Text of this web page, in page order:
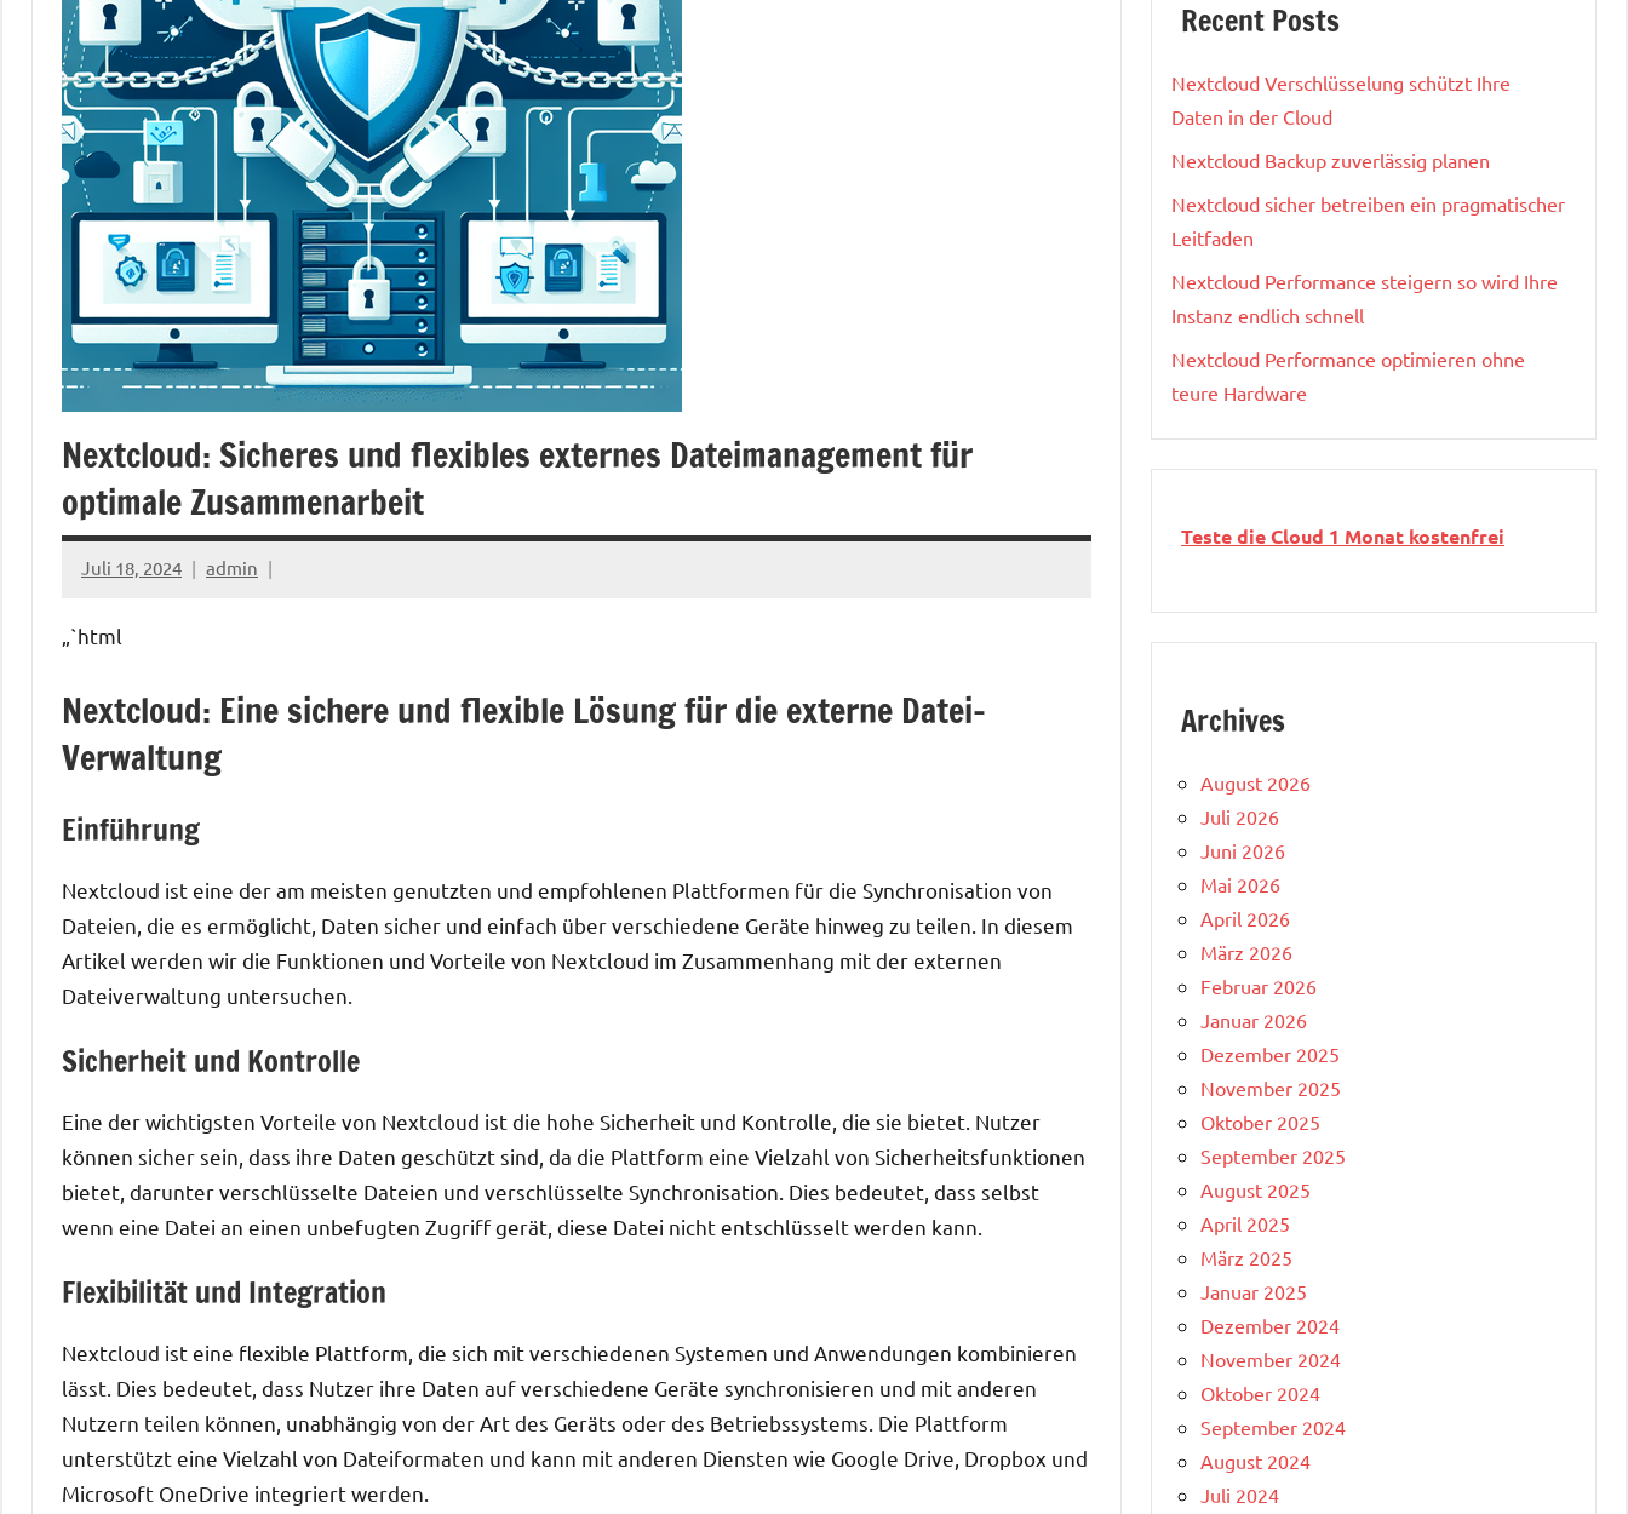
Nextcloud: Sicheres und flexibles externes Dateimanagement für
optimale Zusammenarbeit
Juli 18, 2024 admin
„`html
Nextcloud: Eine sichere und flexible Lösung für die externe Datei-
Verwaltung
Einführung
Nextcloud ist eine der am meisten genutzten und empfohlenen Plattformen für die Synchronisation von
Dateien, die es ermöglicht, Daten sicher und einfach über verschiedene Geräte hinweg zu teilen. In diesem
Artikel werden wir die Funktionen und Vorteile von Nextcloud im Zusammenhang mit der externen
Dateiverwaltung untersuchen.
Sicherheit und Kontrolle
Eine der wichtigsten Vorteile von Nextcloud ist die hohe Sicherheit und Kontrolle, die sie bietet. Nutzer
können sicher sein, dass ihre Daten geschützt sind, da die Plattform eine Vielzahl von Sicherheitsfunktionen
bietet, darunter verschlüsselte Dateien und verschlüsselte Synchronisation. Dies bedeutet, dass selbst
wenn eine Datei an einen unbefugten Zugriff gerät, diese Datei nicht entschlüsselt werden kann.
Flexibilität und Integration
Nextcloud ist eine flexible Plattform, die sich mit verschiedenen Systemen und Anwendungen kombinieren
lässt. Dies bedeutet, dass Nutzer ihre Daten auf verschiedene Geräte synchronisieren und mit anderen
Nutzern teilen können, unabhängig von der Art des Geräts oder des Betriebssystems. Die Plattform
unterstützt eine Vielzahl von Dateiformaten und kann mit anderen Diensten wie Google Drive, Dropbox und
Microsoft OneDrive integriert werden.
Recent Posts
Nextcloud Verschlüsselung schützt Ihre
Daten in der Cloud
Nextcloud Backup zuverlässig planen
Nextcloud sicher betreiben ein pragmatischer
Leitfaden
Nextcloud Performance steigern so wird Ihre
Instanz endlich schnell
Nextcloud Performance optimieren ohne
teure Hardware
Teste die Cloud 1 Monat kostenfrei
Archives
August 2026
Juli 2026
Juni 2026
Mai 2026
April 2026
März 2026
Februar 2026
Januar 2026
Dezember 2025
November 2025
Oktober 2025
September 2025
August 2025
April 2025
März 2025
Januar 2025
Dezember 2024
November 2024
Oktober 2024
September 2024
August 2024
Juli 2024